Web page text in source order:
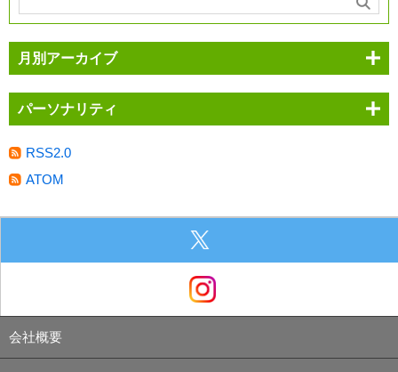
月別アーカイブ
パーソナリティ
RSS2.0
ATOM
会社概要